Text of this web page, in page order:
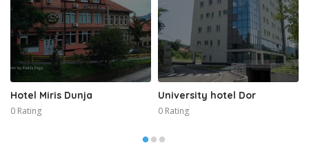
Hotel Miris Dunja
0 Rating
University hotel Dor
0 Rating